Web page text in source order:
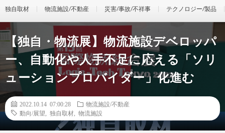
独自取材 物流施設/不動産 災害/事故/不祥事 テクノロジー/製品
【独自・物流展】物流施設デベロッパ
ー、自動化や人手不足に応える「ソリ
ューションプロバイダー」化進む
2022.10.14 07:00:28
物流施設/不動産
動向/展望
独自取材 物流施設